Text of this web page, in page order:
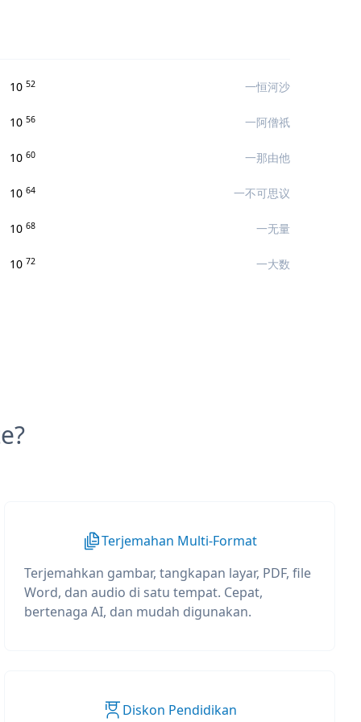
10 52 一恒河沙
10 56 一阿僧祇
10 60 一那由他
10 64 一不可思议
10 68 一无量
10 72 一大数
Terjemahan Multi-Format
Terjemahkan gambar, tangkapan layar, PDF, file
Word, dan audio di satu tempat. Cepat,
bertenaga AI, dan mudah digunakan.
Diskon Pendidikan